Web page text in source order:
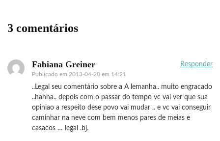
3 comentários
Fabiana Greiner
Publicado em 2013-04-20 em 14:21
Responder
..Legal seu comentário sobre a A lemanha.. muito engracado
..hahha.. depois com o passar do tempo vc vai ver que sua
opiniao a respeito dese povo vai mudar .. e vc vai conseguir
caminhar na neve com bem menos pares de meias e
casacos … legal .bj.